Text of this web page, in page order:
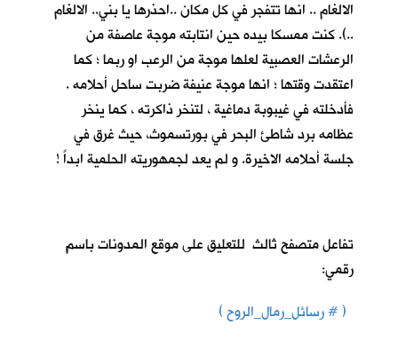
الالغام .. انها تتفجر في كل مكان ..احذرها يا بني.. الالغام
..). كنت ممسكا بيده حين انتابته موجة عاصفة من
الرعشات العصبية لعلها موجة من الرعب او ربما ؛ كما
اعتقدت وقتها ؛ انها موجة عنيفة ضربت ساحل أحلامه .
فأدخلته في غيبوبة دماغية ، لتنخر ذاكرته ، كما ينخر
عظامه برد شاطئ البحر في بورتسموث، حيث غرق في
جلسة أحلامه الاخيرة. و لم يعد لجمهوريته الحلمية ابداً !
تفاعل متصفح ثالث للتعليق على موقع المدونات باسمٍ
رقمي:
( # رسائل_رمال_الروح )